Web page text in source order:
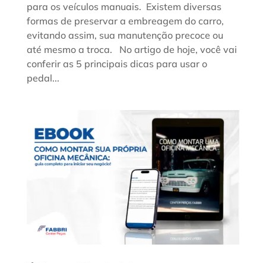
para os veículos manuais. Existem diversas
formas de preservar a embreagem do carro,
evitando assim, sua manutenção precoce ou
até mesmo a troca. No artigo de hoje, você vai
conferir as 5 principais dicas para usar o
pedal...